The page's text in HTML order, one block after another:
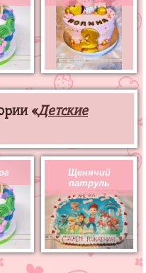
«Детские
Щенячий
патруль